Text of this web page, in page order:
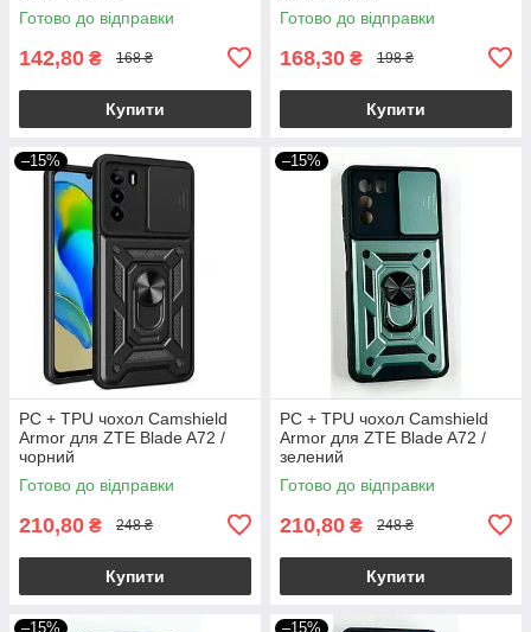
Готово до відправки
142,80 ₴ 168 ₴
Купити
Готово до відправки
168,30 ₴ 198 ₴
Купити
–15%
PC + TPU чохол Camshield
Armor для ZTE Blade A72 /
чорний
Готово до відправки
210,80 ₴ 248 ₴
Купити
–15%
PC + TPU чохол Camshield
Armor для ZTE Blade A72 /
зелений
Готово до відправки
210,80 ₴ 248 ₴
Купити
–15% –15%